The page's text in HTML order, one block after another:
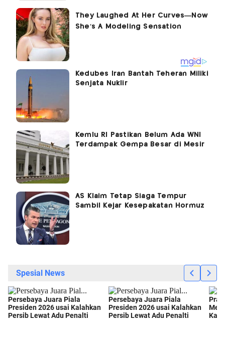
Kedubes Iran Bantah Teheran Miliki
Senjata Nuklir
Kemlu RI Pastikan Belum Ada WNI
Terdampak Gempa Besar di Mesir
AS Klaim Tetap Siaga Tempur
Sambil Kejar Kesepakatan Hormuz